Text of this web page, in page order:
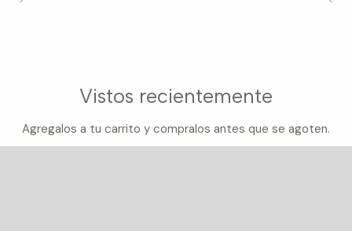
Vistos recientemente
Agregalos a tu carrito y compralos antes que se agoten.